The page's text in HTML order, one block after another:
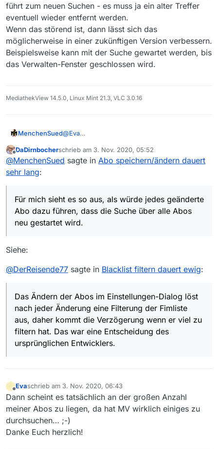
führt zum neuen Suchen - es muss ja ein alter Treffer
eventuell wieder entfernt werden.
Wenn das störend ist, dann lässt sich das
möglicherweise in einer zukünftigen Version verbessern.
Beispielsweise kann mit der Suche gewartet werden, bis
das Verwalten-Fenster geschlossen wird.
MediathekView 14.5.0, Linux Mint 21.3, VLC 3.0.16
MenchenSued@Eva
geändert und musste eine gefühlte Ewigkeit
von 20 Sekunden warten. Für mich sieht es so
führt zum neuen Suchen - es muss ja ein alter
Treffer eventuell wieder entfernt werden.
Wenn das störend ist, dann lässt sich das
möglicherweise in einer zukünftigen Version
Offline
DaDirnbocherschrieb am 3. Nov. 2020, 05:52
zuletzt editiert von
@MenchenSued sagte in Abo speichern/ändern dauert
sehr lang:
Für mich sieht es so aus, als würde jedes geänderte
Abo dazu führen, dass die Suche über alle Abos
neu gestartet wird.
Siehe:
@DerReisende77 sagte in Blacklist filtern dauert ewig:
Das Ändern der Abos im Einstellungen-Dialog löst
nach jeder Änderung eine Filterung der Fimliste
aus, daher kommt die Verzögerung wenn er viel zu
filtern hat. Das war eine Entscheidung des
ursprünglichen Entwicklers.
Evaschrieb am 3. Nov. 2020, 06:43
zuletzt editiert von
Dann scheint es tatsächlich an der großen Anzahl
meiner Abos zu liegen, da hat MV wirklich einiges zu
durchsuchen… ;-)
Danke Euch herzlich!